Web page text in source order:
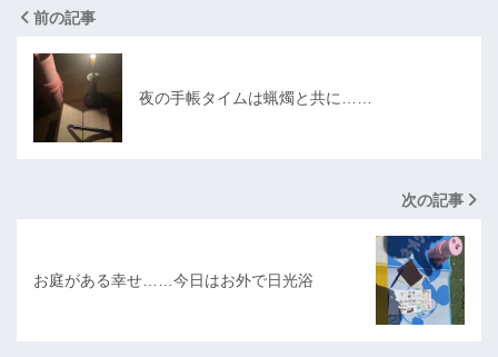
前の記事
夜の手帳タイムは蝋燭と共に……
次の記事
お庭がある幸せ……今日はお外で日光浴